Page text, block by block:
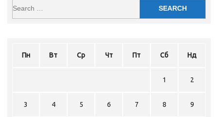
Пн Вт Ср Чт Пт Сб Нд
1 2
3 4 5 6 7 8 9